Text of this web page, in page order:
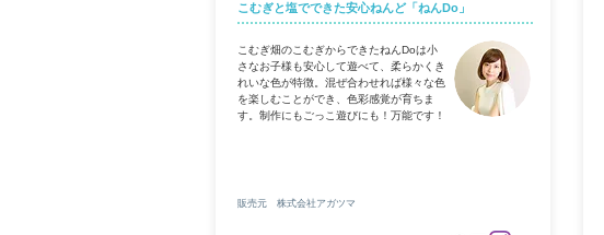
こむぎと塩でできた安心ねんど「ねんDo」
こむぎ畑のこむぎからできたねんDoは小
さなお子様も安心して遊べて、柔らかくき
れいな色が特徴。混ぜ合わせれば様々な色
を楽しむことができ、色彩感覚が育ちま
す。制作にもごっこ遊びにも！万能です！
販売元 株式会社アガツマ